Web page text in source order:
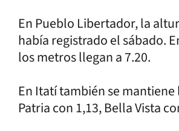
En Pueblo Libertador, la
había registrado el sábado.
los metros llegan a 7.20.
En Itatí también se
Patria con 1,13, Bella Vista